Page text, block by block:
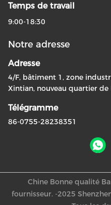
Temps de travail
9:00-18:30
Notre adresse
Adresse
4/F, bâtiment 1, zone
Xintian, nouveau quartier de
Télégramme
86-0755-28238351
Chine Bonne qualité
fournisseur. -2025